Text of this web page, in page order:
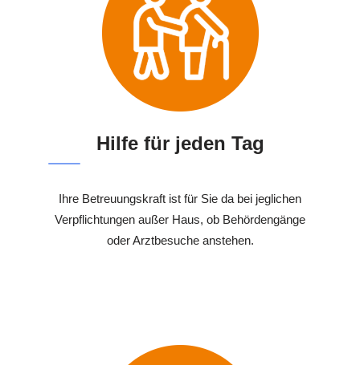
Hilfe für jeden Tag
Ihre Betreuungskraft ist für Sie da bei jeglichen
Verpflichtungen außer Haus, ob Behördengänge
oder Arztbesuche anstehen.